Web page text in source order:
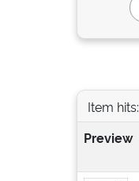
Item hits:
Preview